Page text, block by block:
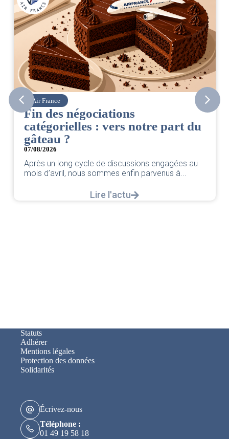
Air France
Fin des négociations
catégorielles : vers notre part du
gâteau ?
07/08/2026
Après un long cycle de discussions engagées au
mois d’avril, nous sommes enfin parvenus à...
Lire l'actu
Statuts
Adhérer
Mentions légales
Protection des données
Solidarités
Écrivez-nous
Téléphone :
01 49 19 58 18